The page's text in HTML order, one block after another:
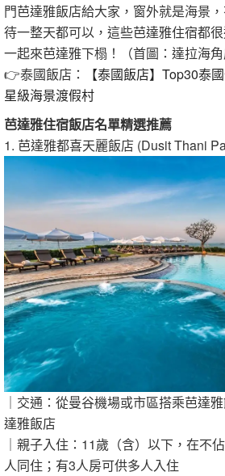
門芭達雅飯店給大家，窗外就是海景
待一整天都可以，這些芭達雅住宿都
一起來芭達雅下榻！（首圖：達拉海角
👉泰國飯店：
【泰國飯店】Top30泰
星級海景渡假村
芭達雅住宿飯店名單精選推薦
1. 芭達雅都喜天麗飯店 (Dusit Thani
｜交通：從曼谷機場或市區搭乘芭達
達雅飯店
｜親子入住：11歲（含）以下，在不
人同住；有3人房可供多人入住